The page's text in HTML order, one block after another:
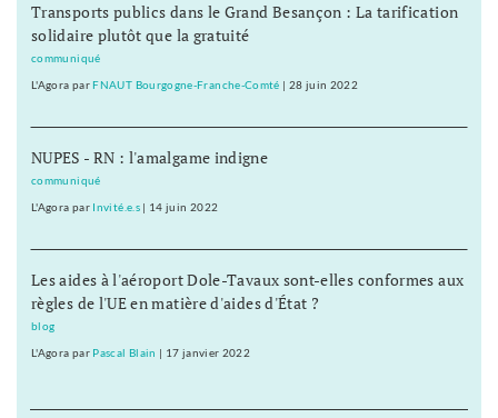
Transports publics dans le Grand Besançon : La tarification
solidaire plutôt que la gratuité
communiqué
L'Agora parFNAUT Bourgogne-Franche-Comté | 28 juin 2022
NUPES - RN : l'amalgame indigne
communiqué
L'Agora par Invité.e.s| 14 juin 2022
Les aides à l'aéroport Dole-Tavaux sont-elles conformes aux
règles de l'UE en matière d'aides d'État ?
blog
L'Agora par Pascal Blain | 17 janvier 2022